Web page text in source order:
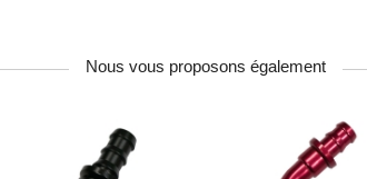
Nous vous proposons également